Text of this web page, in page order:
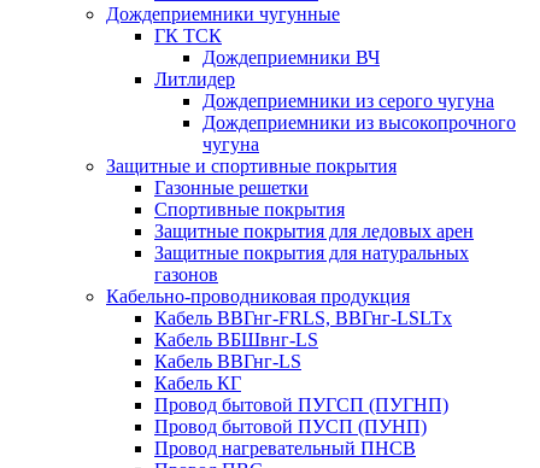
Дождеприемники чугунные
ГК ТСК
Дождеприемники ВЧ
Литлидер
Дождеприемники из серого чугуна
Дождеприемники из высокопрочного
чугуна
Защитные и спортивные покрытия
Газонные решетки
Спортивные покрытия
Защитные покрытия для ледовых арен
Защитные покрытия для натуральных
газонов
Кабельно-проводниковая продукция
Кабель ВВГнг-FRLS, ВВГнг-LSLTx
Кабель ВБШвнг-LS
Кабель ВВГнг-LS
Кабель КГ
Провод бытовой ПУГСП (ПУГНП)
Провод бытовой ПУСП (ПУНП)
Провод нагревательный ПНСВ